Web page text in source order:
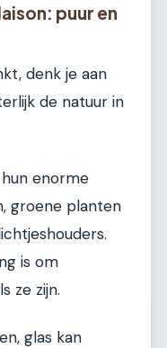
puur en
denk je aan
de natuur in
enorme
groene planten
is om
ze zijn.
glas kan